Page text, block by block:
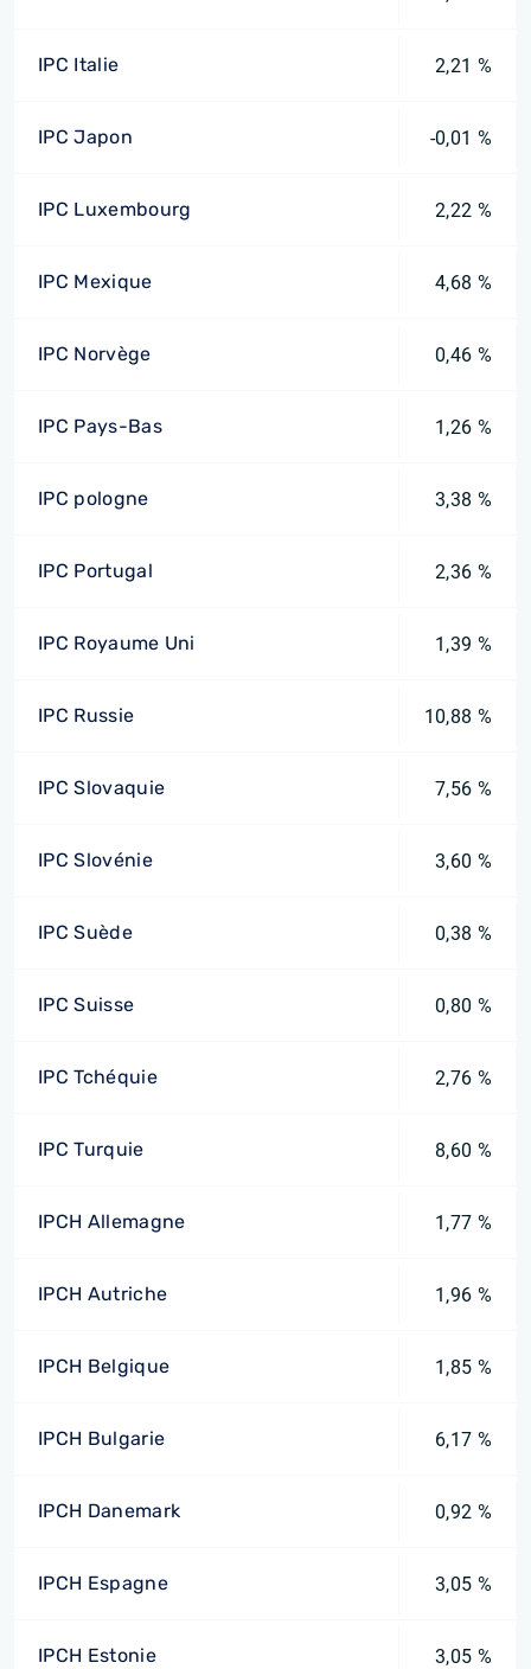
IPC Italie 2,21 %
IPC Japon -0,01 %
IPC Luxembourg 2,22 %
IPC Mexique 4,68 %
IPC Norvège 0,46 %
IPC Pays-Bas 1,26 %
IPC pologne 3,38 %
IPC Portugal 2,36 %
IPC Royaume Uni 1,39 %
IPC Russie 10,88 %
IPC Slovaquie 7,56 %
IPC Slovénie 3,60 %
IPC Suède 0,38 %
IPC Suisse 0,80 %
IPC Tchéquie 2,76 %
IPC Turquie 8,60 %
IPCH Allemagne 1,77 %
IPCH Autriche 1,96 %
IPCH Belgique 1,85 %
IPCH Bulgarie 6,17 %
IPCH Danemark 0,92 %
IPCH Espagne 3,05 %
IPCH Estonie 3,05 %